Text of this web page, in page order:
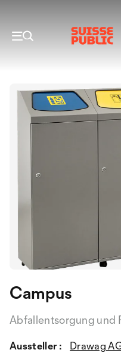
Campus
Abfallentsorgung und
Aussteller :
Drawag